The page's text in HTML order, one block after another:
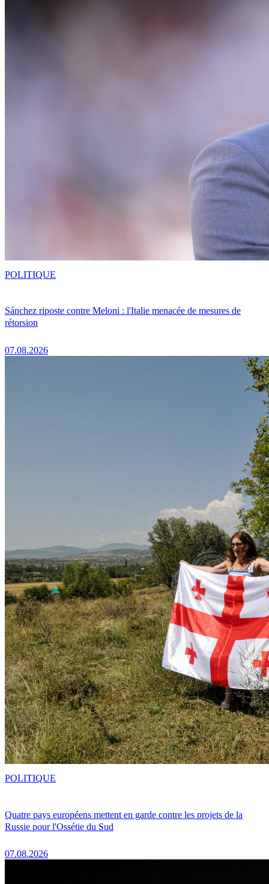
Sánchez riposte contre Meloni : l'Italie menacée de mesures de
rétorsion
07.08.2026
POLITIQUE
Quatre pays européens mettent en garde contre les projets de la
Russie pour l'Ossétie du Sud
07.08.2026
POLITIQUE